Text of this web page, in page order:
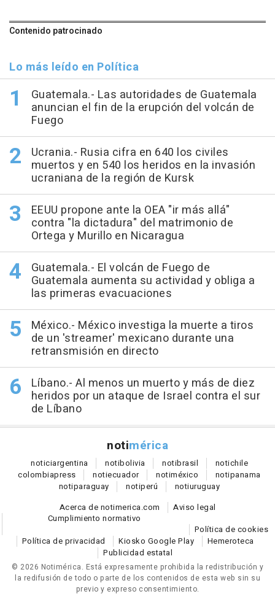
Contenido patrocinado
Lo más leído en Política
Guatemala.- Las autoridades de Guatemala
anuncian el fin de la erupción del volcán de
Fuego
Ucrania.- Rusia cifra en 640 los civiles
muertos y en 540 los heridos en la invasión
ucraniana de la región de Kursk
EEUU propone ante la OEA "ir más allá"
contra "la dictadura" del matrimonio de
Ortega y Murillo en Nicaragua
Guatemala.- El volcán de Fuego de
Guatemala aumenta su actividad y obliga a
las primeras evacuaciones
México.- México investiga la muerte a tiros
de un 'streamer' mexicano durante una
retransmisión en directo
Líbano.- Al menos un muerto y más de diez
heridos por un ataque de Israel contra el sur
de Líbano
notimérica
noticiargentina notibolivia notibrasil notichile
colombiapress notiecuador notiméxico notipanama
notiparaguay notiperú notiuruguay
Acerca de notimerica.com
Aviso legal
Cumplimiento normativo
Política de cookies
Política de privacidad
Kiosko Google Play
Hemeroteca
Publicidad estatal
© 2026 Notimérica. Está expresamente prohibida la redistribución y
la redifusión de todo o parte de los contenidos de esta web sin su
previo y expreso consentimiento.